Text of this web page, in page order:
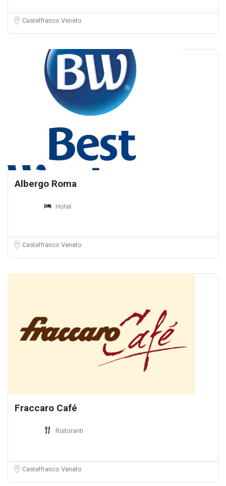
Castelfranco Veneto
Albergo Roma
Hotel
Castelfranco Veneto
Fraccaro Café
Ristoranti
Castelfranco Veneto